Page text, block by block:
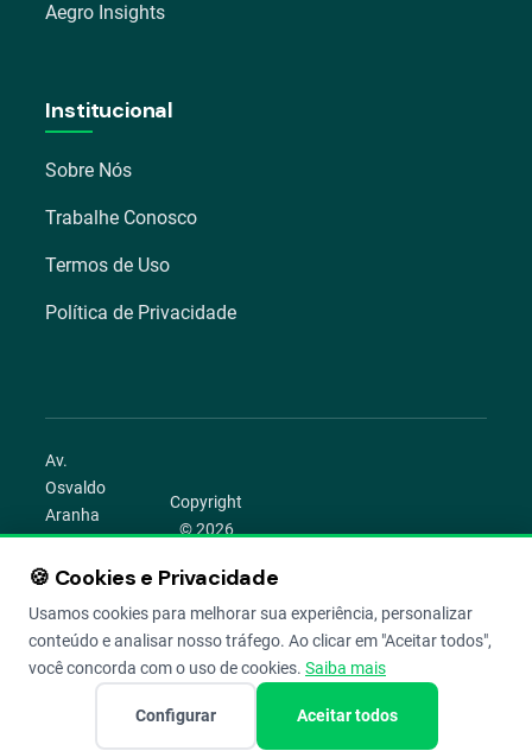
Aegro Insights
Institucional
Sobre Nós
Trabalhe Conosco
Termos de Uso
Política de Privacidade
Av.
Osvaldo
Aranha
1022 –
Bom
Porto
Alegre –
RS
Copyright
© 2026
Todos os
direitos
reservados.
🍪 Cookies e Privacidade
Usamos cookies para melhorar sua experiência, personalizar
conteúdo e analisar nosso tráfego. Ao clicar em "Aceitar todos",
você concorda com o uso de cookies. Saiba mais
Configurar Aceitar todos